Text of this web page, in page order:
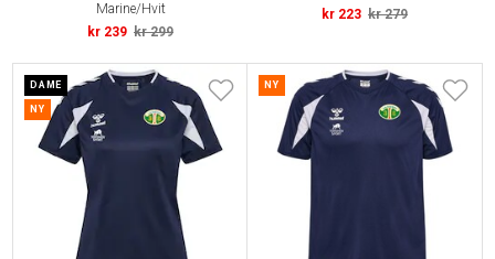
Marine/Hvit
kr 239 kr 299
kr 223 kr 279
DAME
NY
NY